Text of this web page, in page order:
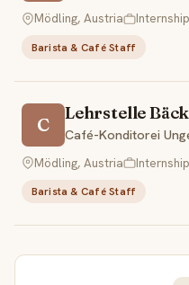
Mödling, Austria
Internship
Barista & Café Staff
C
Lehrstelle
Café-Konditorei
Mödling, Austria
Internship
Barista & Café Staff